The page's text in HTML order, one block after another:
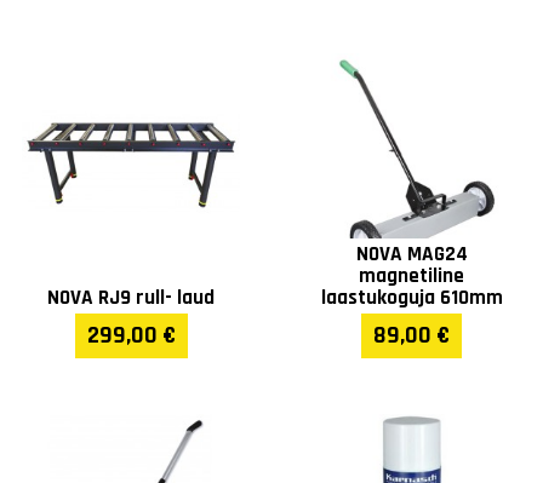
NOVA RJ9 rull- laud
299,00 €
NOVA MAG24
magnetiline
laastukoguja 610mm
89,00 €